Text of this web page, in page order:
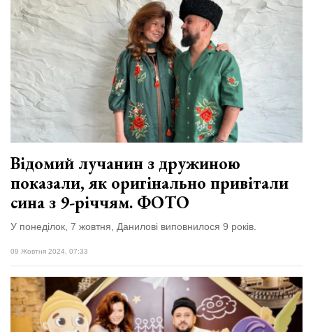
Відомий лучанин з дружиною
показали, як оригінально привітали
сина з 9-річчям. ФОТО
У понеділок, 7 жовтня, Данилові виповнилося 9 років.
09 Жовтня 2024, 07:33